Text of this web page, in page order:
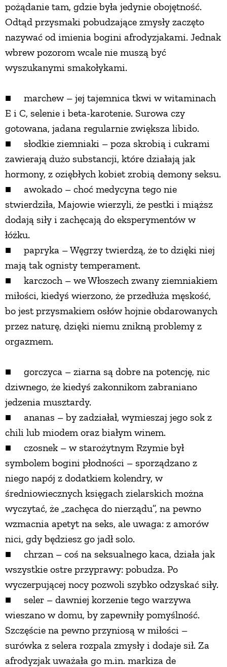
pożądanie tam, gdzie była jedynie obojętność.
Odtąd przysmaki pobudzające zmysły zaczęto
nazywać od imienia bogini afrodyzjakami. Jednak
wbrew pozorom wcale nie muszą być
wyszukanymi smakołykami.
■ marchew – jej tajemnica tkwi w witaminach
E i C, selenie i beta-karotenie. Surowa czy
gotowana, jadana regularnie zwiększa libido.
■ słodkie ziemniaki – poza skrobią i cukrami
zawierają dużo substancji, które działają jak
hormony, z oziębłych kobiet zrobią demony seksu.
■ awokado – choć medycyna tego nie
stwierdziła, Majowie wierzyli, że pestki i miąższ
dodają siły i zachęcają do eksperymentów w
łóżku.
■ papryka – Węgrzy twierdzą, że to dzięki niej
mają tak ognisty temperament.
■ karczoch – we Włoszech zwany ziemniakiem
miłości, kiedyś wierzono, że przedłuża męskość,
bo jest przysmakiem osłów hojnie obdarowanych
przez naturę, dzięki niemu znikną problemy z
orgazmem.
■ gorczyca – ziarna są dobre na potencję, nic
dziwnego, że kiedyś zakonnikom zabraniano
jedzenia musztardy.
■ ananas – by zadziałał, wymieszaj jego sok z
chili lub miodem oraz białym winem.
■ czosnek – w starożytnym Rzymie był
symbolem bogini płodności – sporządzano z
niego napój z dodatkiem kolendry, w
średniowiecznych księgach zielarskich można
wyczytać, że „zachęca do nierządu”, na pewno
wzmacnia apetyt na seks, ale uwaga: z amorów
nici, gdy będziesz go jadł solo.
■ chrzan – coś na seksualnego kaca, działa jak
wszystkie ostre przyprawy: pobudza. Po
wyczerpującej nocy pozwoli szybko odzyskać siły.
■ seler – dawniej korzenie tego warzywa
wieszano w domu, by zapewniły pomyślność.
Szczęście na pewno przyniosą w miłości –
surówka z selera rozpala zmysły i dodaje sił. Za
afrodyzjak uważała go m.in. markiza de